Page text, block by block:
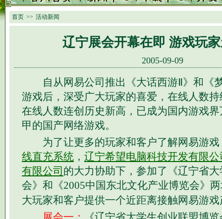
首页 >> 活动新闻
辽宁展会开幕在即 游戏玩
2005-09-09
自从网易公司推出《大话西游Ⅱ》和《
游戏后，深受广大玩家的喜爱，在线人数
在线人数连创历史新高，已成为国内游戏
甲的国产网络游戏。
为了让更多的玩家和客户了解网易游戏
线直充系统 ， 辽宁希望电脑科技开发有限公
有限公司 的大力协助下，参加了《辽宁省
会》和《2005中国东北文化产业博览会》
大玩家和客户提供一个近距离接触网易游